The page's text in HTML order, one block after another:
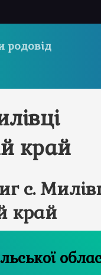
родовід
край
с.
край
Торнопільської